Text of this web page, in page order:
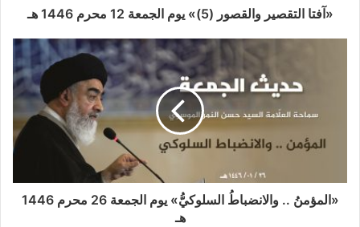
«آفتا التقصير والقصور (5)» يوم الجمعة 12 محرم 1446 هـ
«المؤمنُ .. والانضباطُ السلوكيُّ» يوم الجمعة 26 محرم 1446
هـ